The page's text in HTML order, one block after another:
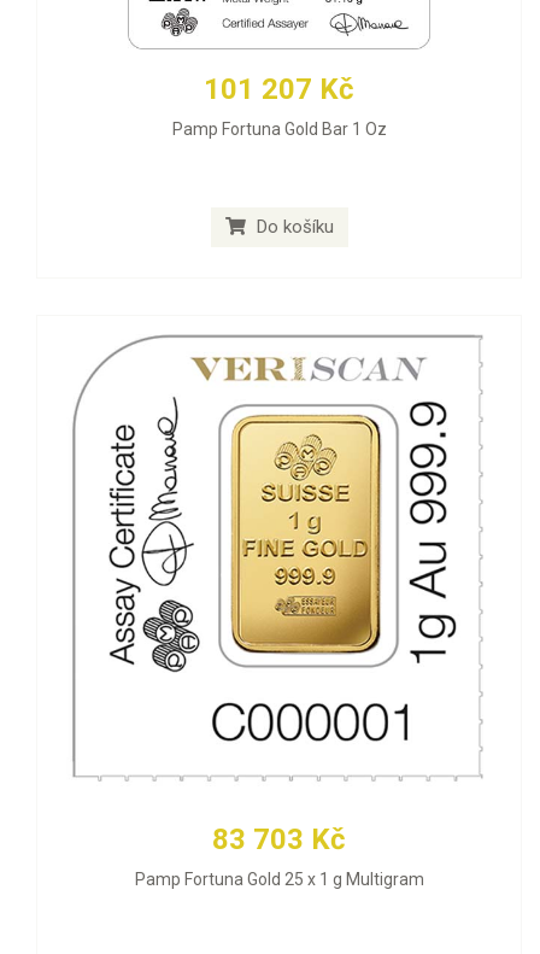
101 207 Kč
Pamp Fortuna Gold Bar 1 Oz
Do košíku
83 703 Kč
Pamp Fortuna Gold 25 x 1 g Multigram